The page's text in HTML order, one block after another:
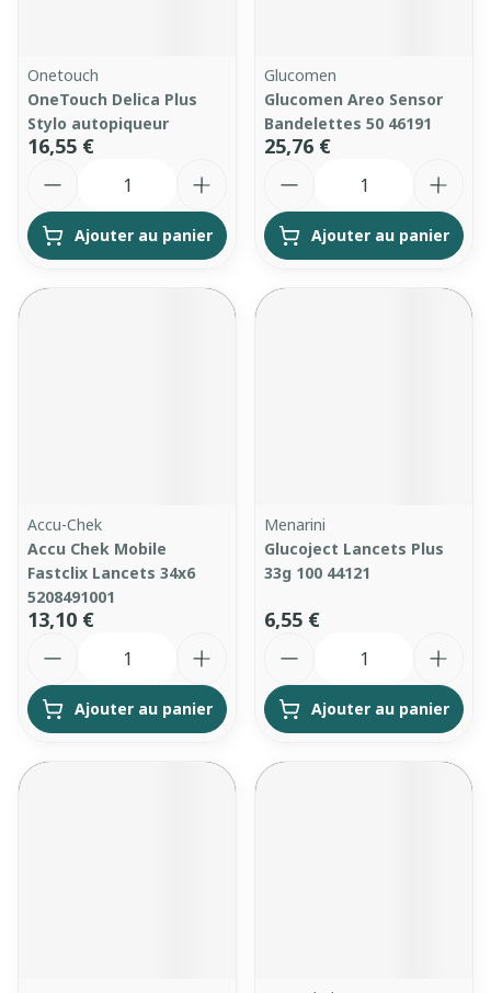
Onetouch
OneTouch Delica Plus
Stylo autopiqueur
16,55 €
Ajouter au panier
Glucomen
Glucomen Areo Sensor
Bandelettes 50 46191
25,76 €
Ajouter au panier
Accu-Chek
Accu Chek Mobile
Fastclix Lancets 34x6
5208491001
13,10 €
Ajouter au panier
Menarini
Glucoject Lancets Plus
33g 100 44121
6,55 €
Ajouter au panier